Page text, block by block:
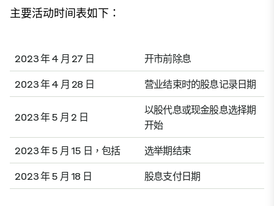
主要活动时间表如下：
2023 年 4 月 27 日
开市前除息
2023 年 4 月 28 日
营业结束时的股息记录日期
2023 年 5 月 2 日
以股代息或现金股息选择期
开始
2023 年 5 月 15 日，包括
选举期结束
2023 年 5 月 18 日
股息支付日期